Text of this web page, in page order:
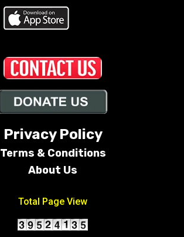
Privacy Policy
Terms & Conditions
About Us
Total Page View